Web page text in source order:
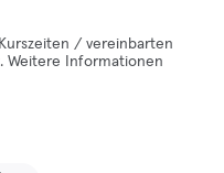
/ vereinbarten
Weitere Informationen